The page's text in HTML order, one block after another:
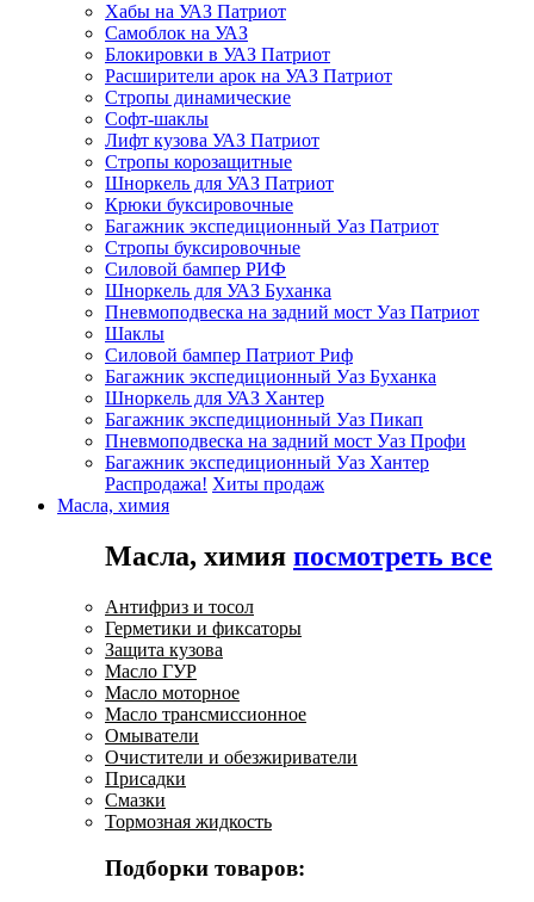
Хабы на УАЗ Патриот
Самоблок на УАЗ
Блокировки в УАЗ Патриот
Расширители арок на УАЗ Патриот
Стропы динамические
Софт-шаклы
Лифт кузова УАЗ Патриот
Стропы корозащитные
Шноркель для УАЗ Патриот
Крюки буксировочные
Багажник экспедиционный Уаз Патриот
Стропы буксировочные
Силовой бампер РИФ
Шноркель для УАЗ Буханка
Пневмоподвеска на задний мост Уаз Патриот
Шаклы
Силовой бампер Патриот Риф
Багажник экспедиционный Уаз Буханка
Шноркель для УАЗ Хантер
Багажник экспедиционный Уаз Пикап
Пневмоподвеска на задний мост Уаз Профи
Багажник экспедиционный Уаз Хантер
Распродажа! Хиты продаж
Масла, химия
Масла, химия посмотреть все
Антифриз и тосол
Герметики и фиксаторы
Защита кузова
Масло ГУР
Масло моторное
Масло трансмиссионное
Омыватели
Очистители и обезжириватели
Присадки
Смазки
Тормозная жидкость
Подборки товаров: